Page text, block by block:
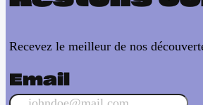
Recevez le meilleur de nos
Email